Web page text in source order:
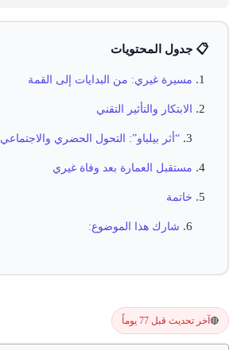
📋 جدول المحتويات
مسيرة غيري: من البدايات إلى القمة
الابتكار والتأثير التقني
“أثر بيلباو”: التحول الحضري والاجتماعي
مستقبل العمارة بعد وفاة غيري
خاتمة
شارك هذا الموضوع:
🔴 آخر تحديث قبل 77 يوماً